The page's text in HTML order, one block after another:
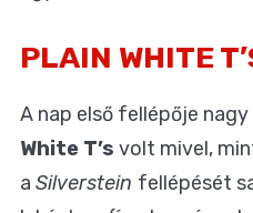
PLAIN WHITE
A nap első fellépője
White T’s volt mivel,
a Silverstein fellépését